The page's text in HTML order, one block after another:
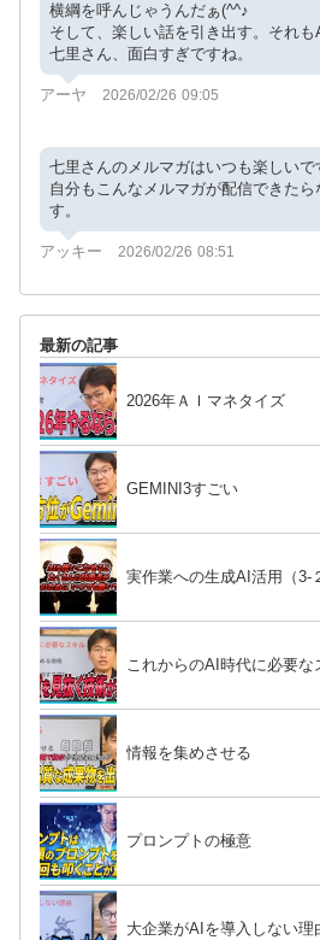
横綱を呼んじゃうんだぁ(^^♪
そして、楽しい話を引き出す。それも
七里さん、面白すぎですね。
アーヤ 2026/02/26 09:05
七里さんのメルマガはいつも楽しいで
自分もこんなメルマガが配信できた
す。
アッキー 2026/02/26 08:51
最新の記事
2026年ＡＩマネタイズ
GEMINI3すごい
実作業への生成AI活用（3-
これからのAI時代に必要な
情報を集めさせる
プロンプトの極意
大企業がAIを導入しない理